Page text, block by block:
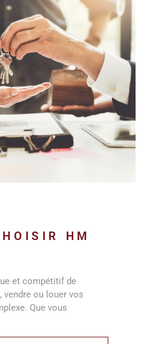
HM
et compétitif de
vendre ou louer vos
Que vous